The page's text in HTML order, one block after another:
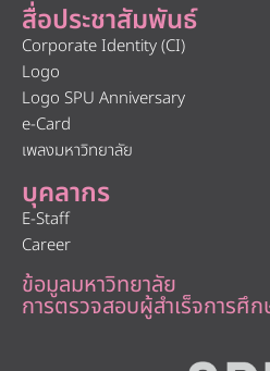
สื่อประชาสัมพันธ์
Corporate Identity (CI)
Logo
Logo SPU Anniversary
e-Card
เพลงมหาวิทยาลัย
บุคลากร
E-Staff
Career
ข้อมูลมหาวิทยาลัย
การตรวจสอบผู้สำเร็จการศึก